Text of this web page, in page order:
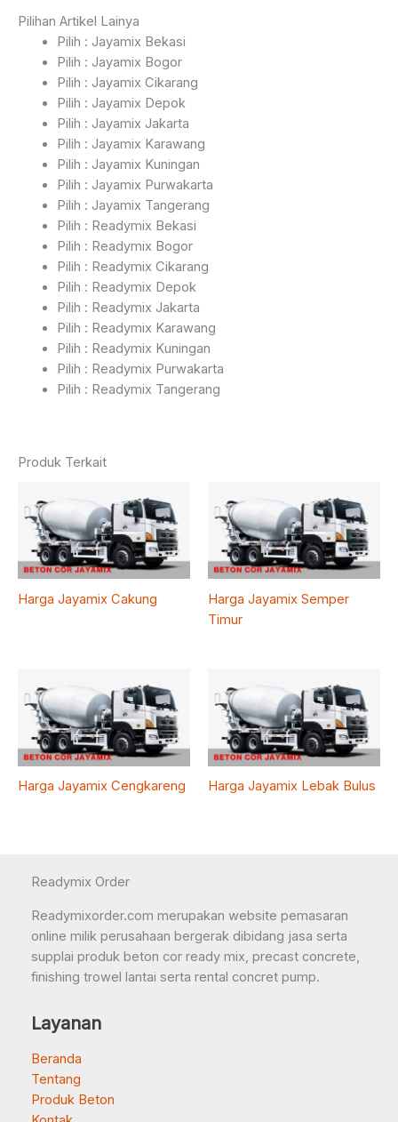
Pilihan Artikel Lainya
Pilih : Jayamix Bekasi
Pilih : Jayamix Bogor
Pilih : Jayamix Cikarang
Pilih : Jayamix Depok
Pilih : Jayamix Jakarta
Pilih : Jayamix Karawang
Pilih : Jayamix Kuningan
Pilih : Jayamix Purwakarta
Pilih : Jayamix Tangerang
Pilih : Readymix Bekasi
Pilih : Readymix Bogor
Pilih : Readymix Cikarang
Pilih : Readymix Depok
Pilih : Readymix Jakarta
Pilih : Readymix Karawang
Pilih : Readymix Kuningan
Pilih : Readymix Purwakarta
Pilih : Readymix Tangerang
Produk Terkait
Harga Jayamix Cakung
Harga Jayamix Semper
Timur
Harga Jayamix Cengkareng Harga Jayamix Lebak Bulus
Readymix Order
Readymixorder.com merupakan website pemasaran
online milik perusahaan bergerak dibidang jasa serta
supplai produk beton cor ready mix, precast concrete,
finishing trowel lantai serta rental concret pump.
Layanan
Beranda
Tentang
Produk Beton